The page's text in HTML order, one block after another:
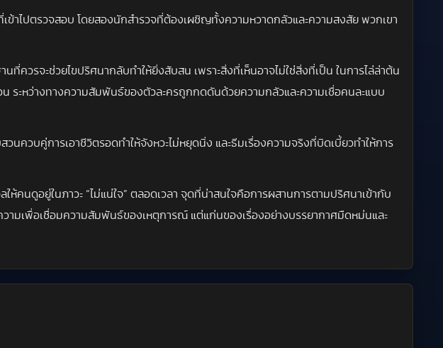
ไปตรวจสอบ โดยสองนักสำรวจที่ต้องเผชิญทั้งความหวาดกลัวและความสงสัย พวกเขา
รจะช่วยไขปริศนากลับทำให้ยิ่งสับสน เพราะสิ่งที่เห็นอาจไม่ใช่สิ่งที่เป็น ในการไล่ล่าต้น
ะหว่างทางความสัมพันธ์ของตัวละครถูกกดดันด้วยความกลัวและความเชื่อคนละแบบ
ควบคู่การเอาชีวิตรอดทำให้จังหวะไม่หยุดนิ่ง และธีมเรื่องความจริงที่บิดเบี้ยวทำให้การ
คนดูอยู่ในภาวะ “ไม่แน่ใจ” ตลอดเวลา จุดที่น่าสนใจคือการผสานการตามปริศนาเข้ากับ
วามเพื่อเชื่อมความสัมพันธ์ของเหตุการณ์ แต่แก่นของเรื่องอย่างบรรยากาศมืดหม่นและ